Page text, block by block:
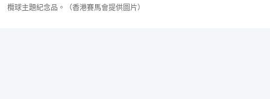
欖球主題紀念品。（香港賽馬會提供圖片）